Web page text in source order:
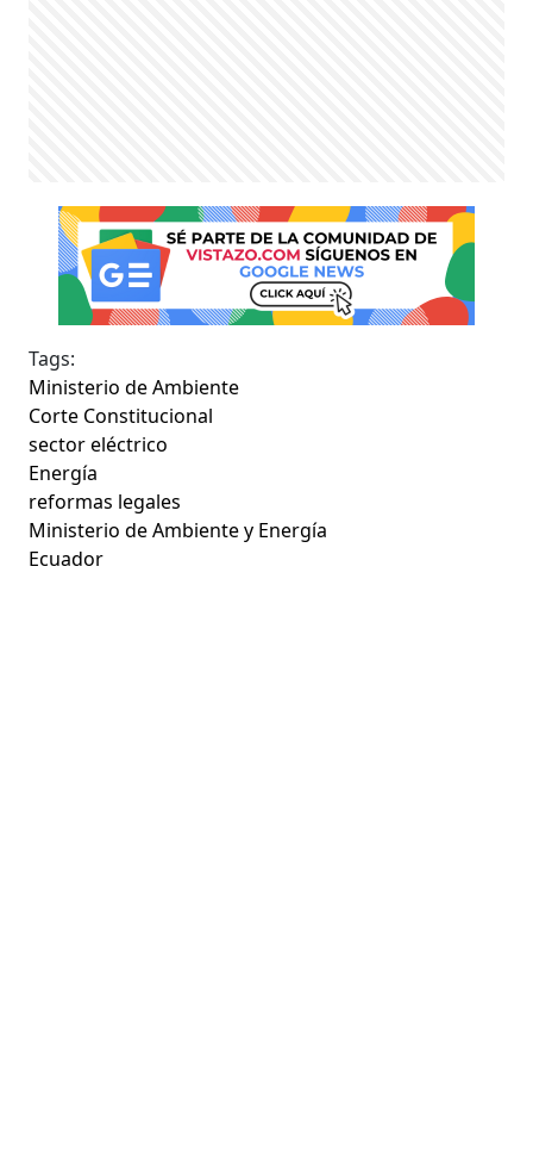
Tags:
Ministerio de Ambiente
Corte Constitucional
sector eléctrico
Energía
reformas legales
Ministerio de Ambiente y Energía
Ecuador